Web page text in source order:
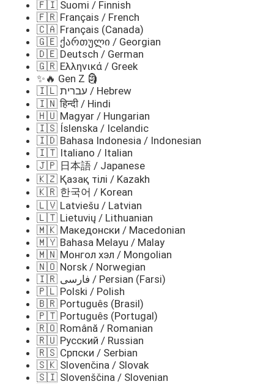
🇫🇮 Suomi / Finnish
🇫🇷 Français / French
🇨🇦 Français (Canada)
🇬🇪 ქართული / Georgian
🇩🇪 Deutsch / German
🇬🇷 Ελληνικά / Greek
✨🔥 Gen Z 🗿
🇮🇱 עברית / Hebrew
🇮🇳 हिन्दी / Hindi
🇭🇺 Magyar / Hungarian
🇮🇸 Íslenska / Icelandic
🇮🇩 Bahasa Indonesia / Indonesian
🇮🇹 Italiano / Italian
🇯🇵 日本語 / Japanese
🇰🇿 Қазақ тілі / Kazakh
🇰🇷 한국어 / Korean
🇱🇻 Latviešu / Latvian
🇱🇹 Lietuvių / Lithuanian
🇲🇰 Македонски / Macedonian
🇲🇾 Bahasa Melayu / Malay
🇲🇳 Монгол хэл / Mongolian
🇳🇴 Norsk / Norwegian
🇮🇷 فارسی / Persian (Farsi)
🇵🇱 Polski / Polish
🇧🇷 Português (Brasil)
🇵🇹 Português (Portugal)
🇷🇴 Română / Romanian
🇷🇺 Русский / Russian
🇷🇸 Српски / Serbian
🇸🇰 Slovenčina / Slovak
🇸🇮 Slovenščina / Slovenian